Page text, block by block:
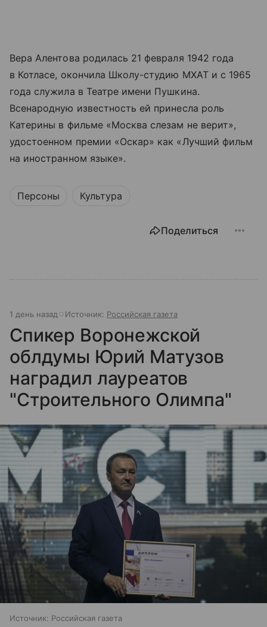
Вера Алентова родилась 21 февраля 1942 года
в Котласе, окончила Школу-студию МХАТ и с 1965
года служила в Театре имени Пушкина.
Всенародную известность ей принесла роль
Катерины в фильме «Москва слезам не верит»,
удостоенном премии «Оскар» как «Лучший фильм
на иностранном языке».
Персоны Культура
Поделиться
1 день назад Источник: Российская газета
Спикер Воронежской
облдумы Юрий Матузов
наградил лауреатов
"Строительного Олимпа"
Источник: Российская газета